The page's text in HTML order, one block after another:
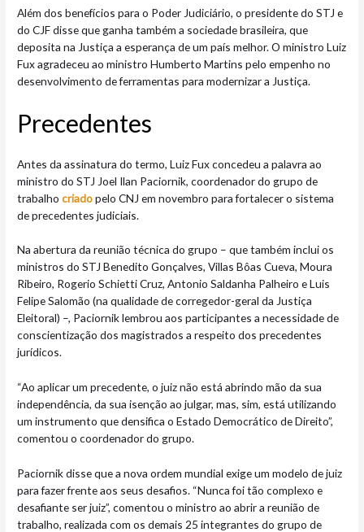
Além dos benefícios para o Poder Judiciário, o presidente do STJ e
do CJF disse que ganha também a sociedade brasileira, que
deposita na Justiça a esperança de um país melhor. O ministro Luiz
Fux agradeceu ao ministro Humberto Martins pelo empenho no
desenvolvimento de ferramentas para modernizar a Justiça.
Precede​​ntes
Antes da assinatura do termo, Luiz Fux concedeu a palavra ao
ministro do STJ Joel Ilan Paciornik, coordenador do grupo de
trabalhocriadopelo CNJ em novembro para fortalecer o sistema
de precedentes judiciais.
Na abertura da reunião técnica do grupo – que também inclui os
ministros do STJ Benedito Gonçalves, Villas Bôas Cueva, Moura
Ribeiro, Rogerio Schietti Cruz, Antonio Saldanha Palheiro e Luis
Felipe Salomão (na qualidade de corregedor-geral da Justiça
Eleitoral) –, Paciornik lembrou aos participantes a necessidade de
conscientização dos magistrados a respeito dos precedentes
jurídicos.
“Ao aplicar um precedente, o juiz não está abrindo mão da sua
independência, da sua isenção ao julgar, mas, sim, está utilizando
um instrumento que densifica o Estado Democrático de Direito”,
comentou o coordenador do grupo.
Paciornik disse que a nova ordem mundial exige um modelo de juiz
para fazer frente aos seus desafios. “Nunca foi tão complexo e
desafiante ser juiz”, comentou o ministro ao abrir a reunião de
trabalho, realizada com os demais 25 integrantes do grupo de